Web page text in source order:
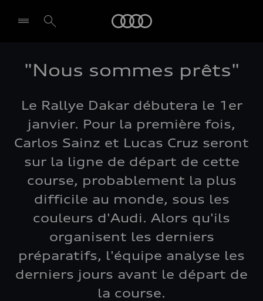
"Nous sommes prêts"
Le Rallye Dakar débutera le 1er
janvier. Pour la première fois,
Carlos Sainz et Lucas Cruz seront
sur la ligne de départ de cette
course, probablement la plus
difficile au monde, sous les
couleurs d'Audi. Alors qu'ils
organisent les derniers
préparatifs, l'équipe analyse les
derniers jours avant le départ de
la course.